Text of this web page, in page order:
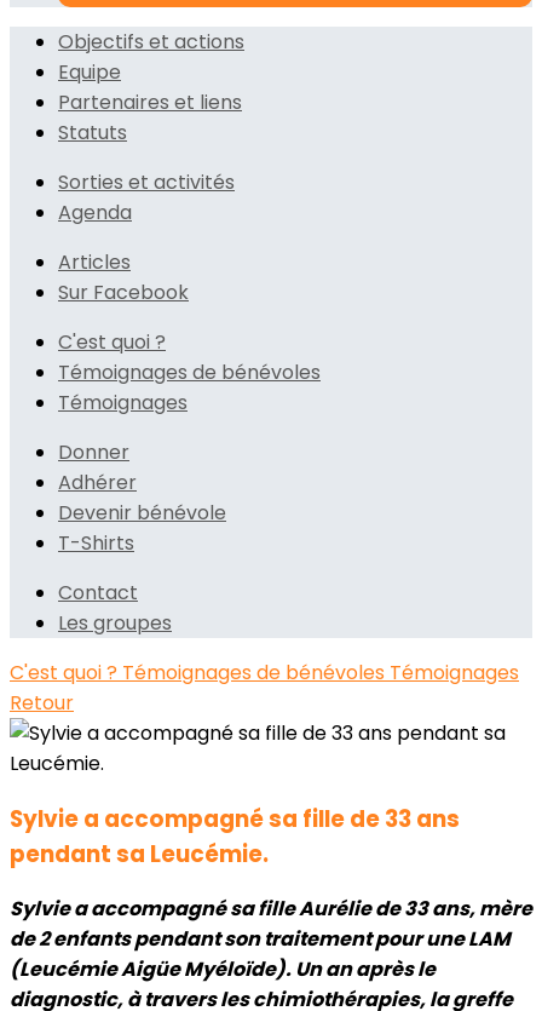
Objectifs et actions
Equipe
Partenaires et liens
Statuts
Sorties et activités
Agenda
Articles
Sur Facebook
C'est quoi ?
Témoignages de bénévoles
Témoignages
Donner
Adhérer
Devenir bénévole
T-Shirts
Contact
Les groupes
C'est quoi ? Témoignages de bénévoles Témoignages
Retour
Sylvie a accompagné sa fille de 33 ans
pendant sa Leucémie.
Sylvie a accompagné sa fille Aurélie de 33 ans, mère
de 2 enfants pendant son traitement pour une LAM
(Leucémie Aigüe Myéloïde). Un an après le
diagnostic, à travers les chimiothérapies, la greffe